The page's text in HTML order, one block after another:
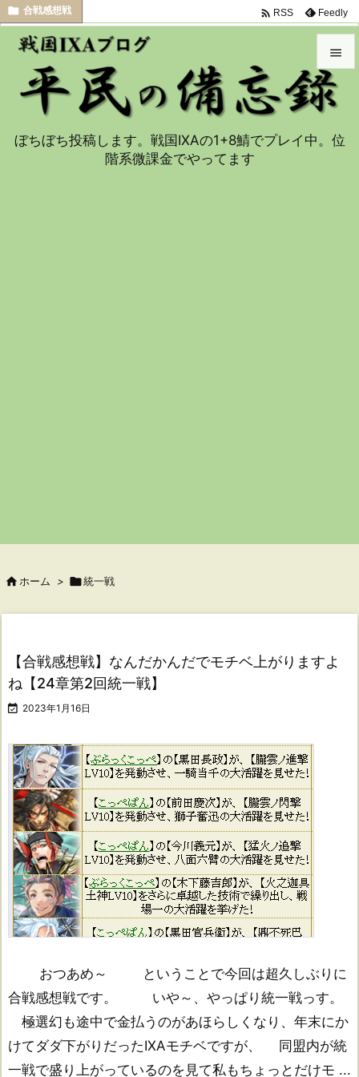


メニュ
サイド
 RSS Feedly
ぼちぼち投稿します。戦国IXAの1+8鯖でプレイ中。位
階系微課金でやってます
 ホーム > 統一戦
【合戦感想戦】なんだかんだでモチベ上がりますよ
ね【24章第2回統一戦】
 2023年1月16日
 合戦感想戦
おつあめ～ ということで今回は超久しぶりに
合戦感想戦です。 いや～、やっぱり統一戦っす。
極選幻も途中で金払うのがあほらしくなり、年末にか
けてダダ下がりだったIXAモチベですが、 同盟内が統
一戦で盛り上がっているのを見て私もちょっとだけモ ...